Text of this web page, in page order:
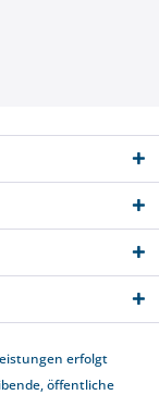
erfolgt
öffentliche